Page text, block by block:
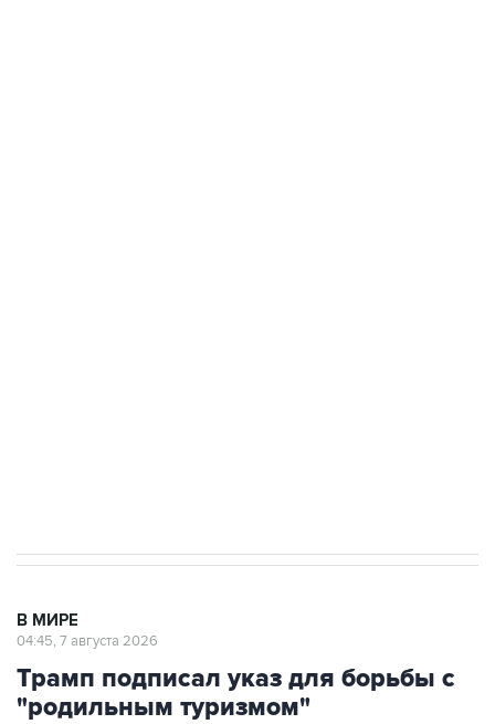
В МИРЕ
04:45, 7 августа 2026
Трамп подписал указ для борьбы с
"родильным туризмом"